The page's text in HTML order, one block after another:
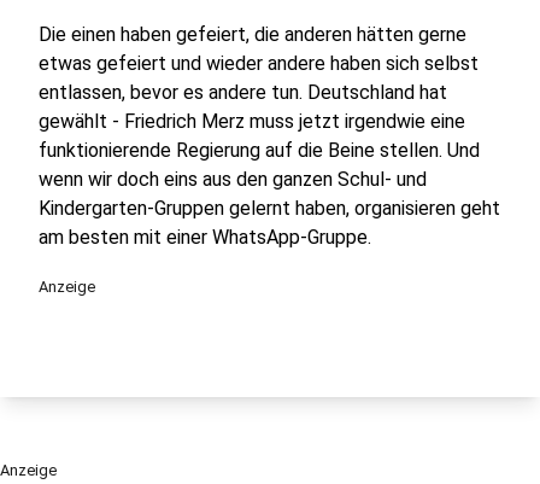
Die einen haben gefeiert, die anderen hätten gerne
etwas gefeiert und wieder andere haben sich selbst
entlassen, bevor es andere tun. Deutschland hat
gewählt - Friedrich Merz muss jetzt irgendwie eine
funktionierende Regierung auf die Beine stellen. Und
wenn wir doch eins aus den ganzen Schul- und
Kindergarten-Gruppen gelernt haben, organisieren geht
am besten mit einer WhatsApp-Gruppe.
Anzeige
Anzeige